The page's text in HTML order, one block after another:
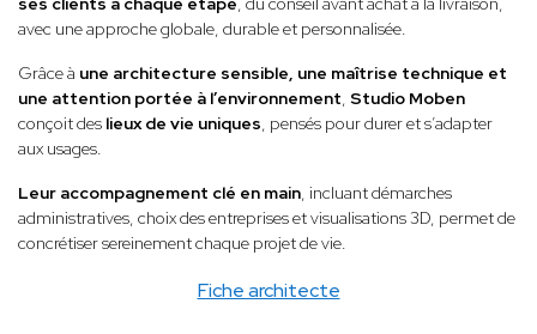
Fiche architecte
avec une approche globale, durable et personnalisée.
Grâce à une architecture sensible, une maîtrise technique et
une attention portée à l’environnement, Studio Moben
conçoit des lieux de vie uniques, pensés pour durer et s’adapter
aux usages.
Leur accompagnement clé en main, incluant démarches
administratives, choix des entreprises et visualisations 3D, permet de
concrétiser sereinement chaque projet de vie.